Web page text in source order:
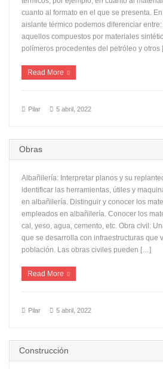
cuanto al formato en el que se presenta.
aislante térmico podemos diferenciar
aquellos compuestos por materiales
polímeros procedentes del petróleo y otros
Read More
Pilar 5 abril, 2022
Obras
Albañilería: Interpretar planos y su
identificar las herramientas, útiles y
en albañilería. Distinguir y conocer los
empleados en albañilería. Conocer los
cal, yeso, agua, cemento, etc. Obra civil:
que se desarrolla con infraestructuras que
población. Las obras civiles pueden […]
Read More
Pilar 5 abril, 2022
Construcción